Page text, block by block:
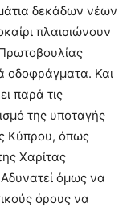
δεκάδων νέων
πλαισιώνουν
οδοφράγματα. Και
παρά τις
της υποταγής
Κύπρου, όπως
Χαρίτας
όμως να
όρους να